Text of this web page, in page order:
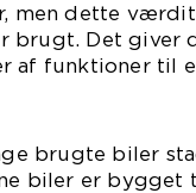
men dette
brugt. Det
af funktioner til
brugte biler
biler er bygget